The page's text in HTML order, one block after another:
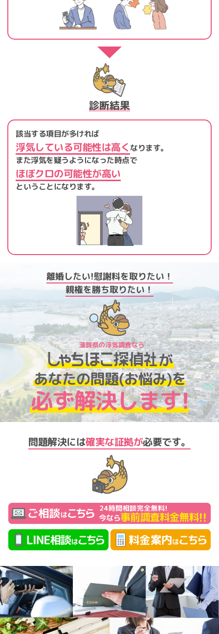
診断結果
該当する項目が多ければ
浮気している可能性は高く なります。
また浮気を疑うようになった時点で
ほぼクロの可能性が高い
ということになります。
離婚したい!慰謝料を取りたい！
親権を勝ち取りたい！
問題解決には確実な証拠が必要です。